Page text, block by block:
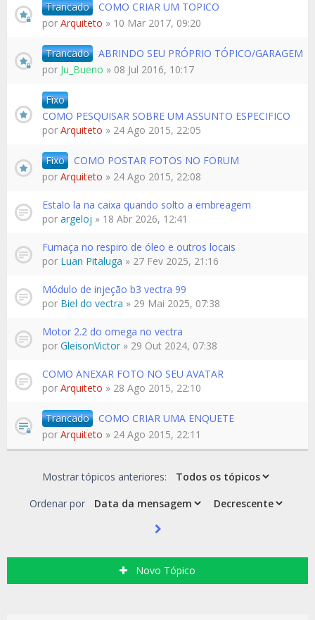
Trancado
COMO CRIAR UM TOPICO
por Arquiteto » 10 Mar 2017, 09:20
Trancado
ABRINDO SEU PRÓPRIO TÓPICO/GARAGEM
por Ju_Bueno » 08 Jul 2016, 10:17
Fixo
COMO PESQUISAR SOBRE UM ASSUNTO ESPECIFICO
por Arquiteto » 24 Ago 2015, 22:05
Fixo
COMO POSTAR FOTOS NO FORUM
por Arquiteto » 24 Ago 2015, 22:08
Estalo la na caixa quando solto a embreagem
por argeloj » 18 Abr 2026, 12:41
Fumaça no respiro de óleo e outros locais
por Luan Pitaluga » 27 Fev 2025, 21:16
Módulo de injeção b3 vectra 99
por Biel do vectra » 29 Mai 2025, 07:38
Motor 2.2 do omega no vectra
por GleisonVictor » 29 Out 2024, 07:38
COMO ANEXAR FOTO NO SEU AVATAR
por Arquiteto » 28 Ago 2015, 22:10
Trancado
COMO CRIAR UMA ENQUETE
por Arquiteto » 24 Ago 2015, 22:11
Mostrar tópicos anteriores:
Ordenar por
Novo Tópico